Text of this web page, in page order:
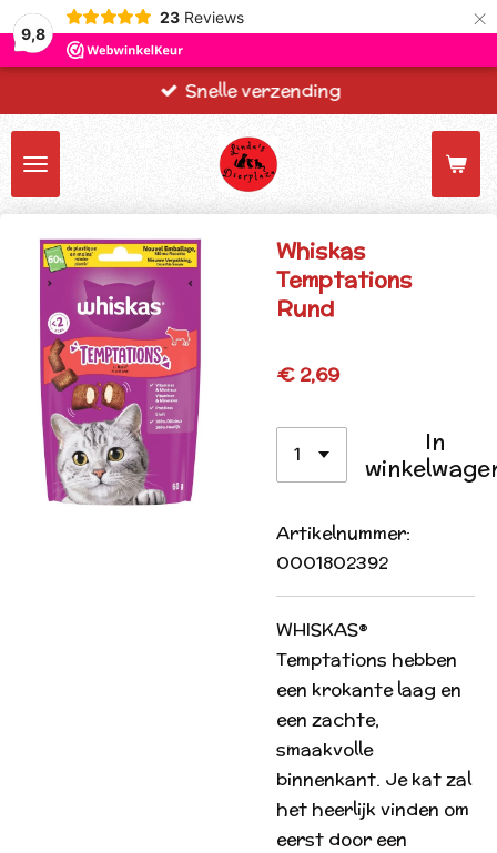
9,8
23 Reviews ×
Snelle verzending
Whiskas
Temptations
Rund
€ 2,69
In
Artikelnummer:
0001802392
WHISKAS®
Temptations hebben
een krokante laag en
een zachte,
smaakvolle
binnenkant. Je kat zal
het heerlijk vinden om
eerst door een